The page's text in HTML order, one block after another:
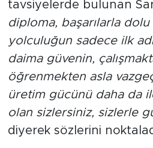
tavsiyelerde bulunan
diploma, başarılarla
yolculuğun sadece ilk
daima güvenin,
öğrenmekten asla
üretim gücünü daha da
olan sizlersiniz, sizlerle
diyerek sözlerini